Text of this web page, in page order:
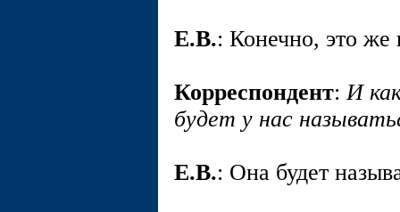
E.В.: Конечно, это
Корреспондент:И
будет у нас
E.В.: Она будет